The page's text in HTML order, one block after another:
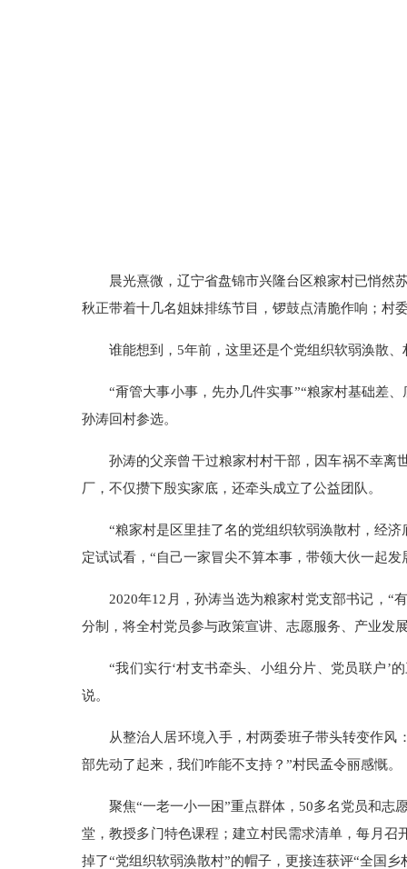
晨光熹微，辽宁省盘锦市兴隆台区粮家村已悄然
秋正带着十几名姐妹排练节目，锣鼓点清脆作响；
谁能想到，5年前，这里还是个党组织软弱涣散
“甭管大事小事，先办几件实事”“粮家村基础差
孙涛回村参选。
孙涛的父亲曾干过粮家村村干部，因车祸不幸离
厂，不仅攒下殷实家底，还牵头成立了公益团队。
“粮家村是区里挂了名的党组织软弱涣散村，经
定试试看，“自己一家冒尖不算本事，带领大伙一起发
2020年12月，孙涛当选为粮家村党支部书记，“
分制，将全村党员参与政策宣讲、志愿服务、产业发
“我们实行‘村支书牵头、小组分片、党员联户’
说。
从整治人居环境入手，村两委班子带头转变作
部先动了起来，我们咋能不支持？”村民孟令丽感慨。
聚焦“一老一小一困”重点群体，50多名党员和志
堂，教授多门特色课程；建立村民需求清单，每月
掉了“党组织软弱涣散村”的帽子，更接连获评“全国